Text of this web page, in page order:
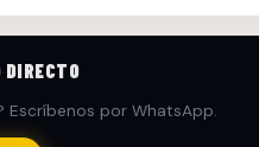
DIRECTO
Escríbenos por WhatsApp.